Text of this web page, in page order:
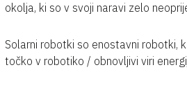
okolja, ki so v svoji naravi zelo
Solarni robotki so enostavni robotki,
točko v robotiko / obnovljivi viri